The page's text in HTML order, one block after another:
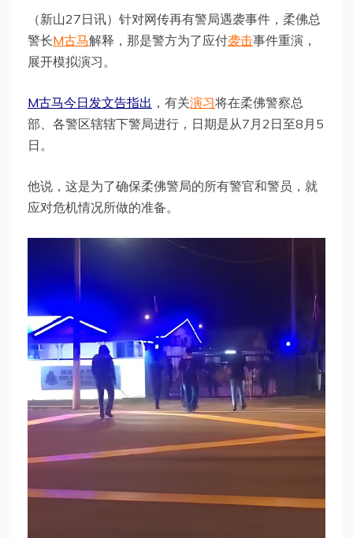
（新山27日讯）针对网传再有警局遇袭事件，柔佛总
警长M古马解释，那是警方为了应付袭击事件重演，
展开模拟演习。
M古马今日发文告指出 ，有关演习将在柔佛警察总
部、各警区辖辖下警局进行，日期是从7月2日至8月5
日。
他说，这是为了确保柔佛警局的所有警官和警员，就
应对危机情况所做的准备。